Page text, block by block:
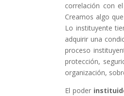
correlación con
Creamos algo
Lo instituyente
adquirir una
proceso
protección,
organización,
El poder